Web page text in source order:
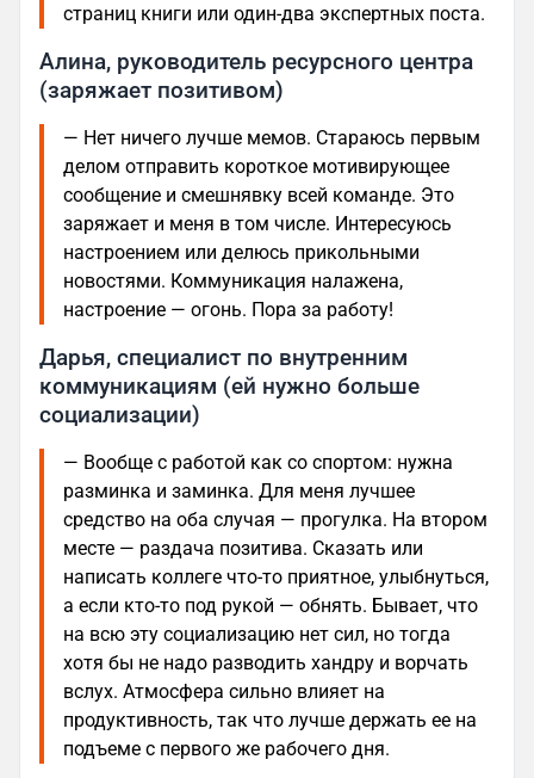
страниц книги или один-два экспертных поста.
Алина, руководитель ресурсного центра
(заряжает позитивом)
— Нет ничего лучше мемов. Стараюсь первым
делом отправить короткое мотивирующее
сообщение и смешнявку всей команде. Это
заряжает и меня в том числе. Интересуюсь
настроением или делюсь прикольными
новостями. Коммуникация налажена,
настроение — огонь. Пора за работу!
Дарья, специалист по внутренним
коммуникациям (ей нужно больше
социализации)
— Вообще с работой как со спортом: нужна
разминка и заминка. Для меня лучшее
средство на оба случая — прогулка. На втором
месте — раздача позитива. Сказать или
написать коллеге что-то приятное, улыбнуться,
а если кто-то под рукой — обнять. Бывает, что
на всю эту социализацию нет сил, но тогда
хотя бы не надо разводить хандру и ворчать
вслух. Атмосфера сильно влияет на
продуктивность, так что лучше держать ее на
подъеме с первого же рабочего дня.